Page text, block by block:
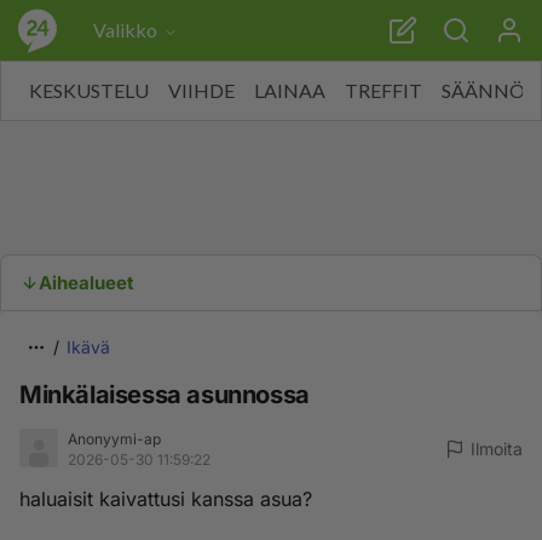
Valikko
KESKUSTELU VIIHDE LAINAA TREFFIT SÄÄNNÖT
Aihealueet
Ikävä
Minkälaisessa asunnossa
Anonyymi-ap
2026-05-30 11:59:22
Ilmoita
haluaisit kaivattusi kanssa asua?